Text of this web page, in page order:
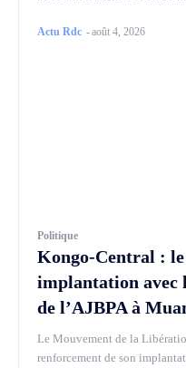
Actu Rdc -août 4, 2026
Politique
Kongo-Central :
implantation avec
de l’AJBPA à
Le Mouvement de la
renforcement de son